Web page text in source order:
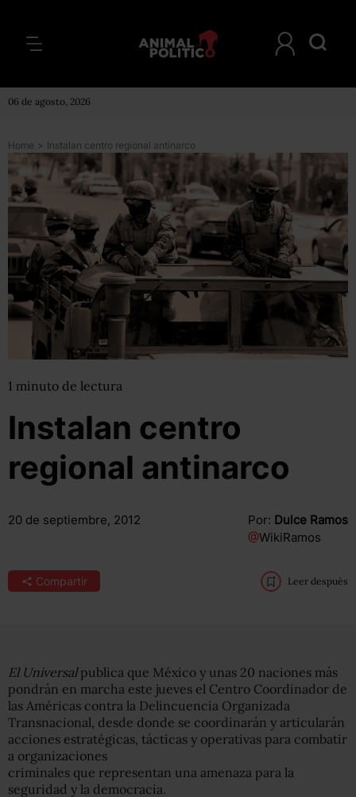
06 de agosto, 2026
Home > Instalan centro regional antinarco
1 minuto de lectura
Instalan centro
regional antinarco
20 de septiembre, 2012 Por: Dulce Ramos
@WikiRamos
Compartir Leer después
El Universalpublica que México y unas 20 naciones más
pondrán en marcha este jueves el Centro Coordinador de
las Américas contra la Delincuencia Organizada
Transnacional, desde donde se coordinarán y articularán
acciones estratégicas, tácticas y operativas para combatir
a organizaciones
criminales que representan una amenaza para la
seguridad y la democracia.